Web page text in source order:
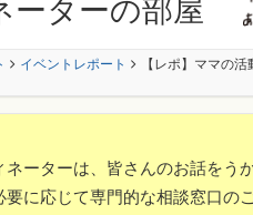
ーターの部屋
イベントレポート
【レポ】ママの
ーターは、皆さんのお話をう
に応じて専門的な相談窓口の